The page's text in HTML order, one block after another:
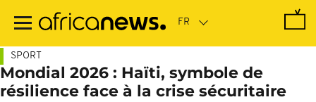
contenu
SPORT
Mondial 2026 : Haïti, symbole de
résilience face à la crise sécuritaire